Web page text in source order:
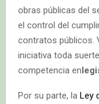
obras públicas del
el control del
contratos públicos.
iniciativa toda
competencia en
Por su parte, la Ley